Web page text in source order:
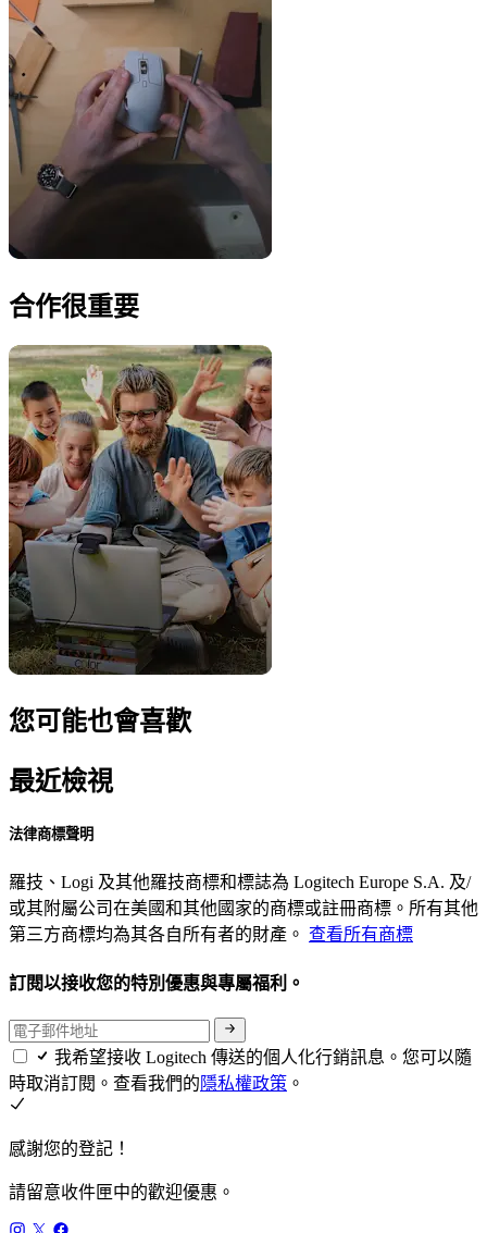
合作很重要
您可能也會喜歡
最近檢視
法律商標聲明
羅技、Logi 及其他羅技商標和標誌為 Logitech Europe S.A. 及/
或其附屬公司在美國和其他國家的商標或註冊商標。所有其他
第三方商標均為其各自所有者的財產。 查看所有商標
訂閱以接收您的特別優惠與專屬福利。
我希望接收 Logitech 傳送的個人化行銷訊息。您可以隨
時取消訂閱。查看我們的隱私權政策 。
感謝您的登記！
請留意收件匣中的歡迎優惠。